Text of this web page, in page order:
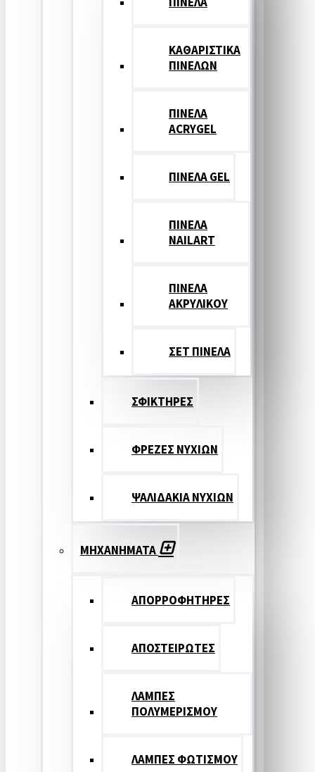
ΚΑΘΑΡΙΣΤΙΚΑ
ΠΙΝΕΛΩΝ
ΠΙΝΕΛΑ
ACRYGEL
ΠΙΝΕΛΑ GEL
ΠΙΝΕΛΑ
NAILART
ΠΙΝΕΛΑ
ΑΚΡΥΛΙΚΟΥ
ΣΕΤ ΠΙΝΕΛA
ΣΦΙΚΤΗΡΕΣ
ΦΡΕΖΕΣ ΝΥΧΙΩΝ
ΨΑΛΙΔΑΚΙΑ ΝΥΧΙΩΝ
ΜΗΧΑΝΗΜΑΤΑ
ΑΠΟΡΡΟΦΗΤΗΡΕΣ
ΑΠΟΣΤΕΙΡΩΤΕΣ
ΛΑΜΠΕΣ
ΠΟΛΥΜΕΡΙΣΜΟΥ
ΛΑΜΠΕΣ ΦΩΤΙΣΜΟΥ